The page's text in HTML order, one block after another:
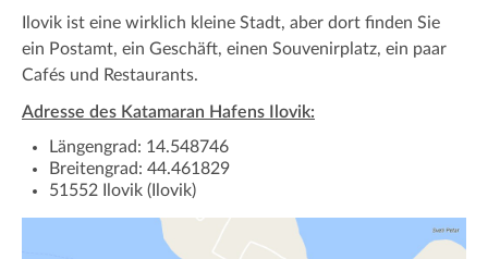
Ilovik ist eine wirklich kleine Stadt, aber dort finden Sie
ein Postamt, ein Geschäft, einen Souvenirplatz, ein paar
Cafés und Restaurants.
Adresse des Katamaran Hafens Ilovik:
Längengrad: 14.548746
Breitengrad: 44.461829
51552 Ilovik (Ilovik)